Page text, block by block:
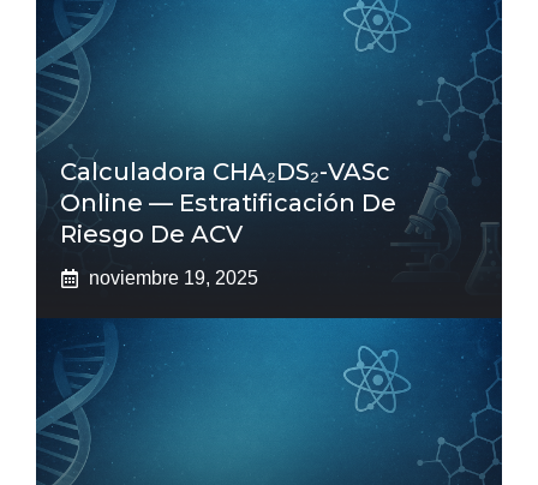
Calculadora CHA₂DS₂-VASc
Online — Estratificación De
Riesgo De ACV
noviembre 19, 2025